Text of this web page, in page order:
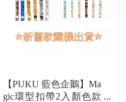
【PUKU 藍色企鵝】Ma
gic環型扣帶2入顏色款